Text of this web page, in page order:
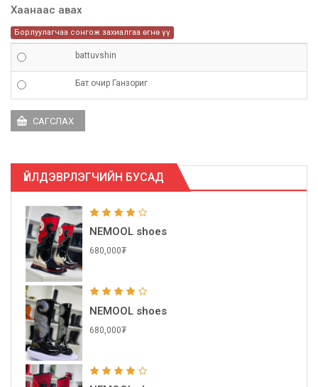
Хаанаас авах
Борлуулагчаа сонгож захиалгаа өгнө үү
battuvshin
Бат очир Ганзориг
ҮЙЛДЭВРЛЭГЧИЙН БУСАД
NEMOOL shoes
680,000₮
NEMOOL shoes
680,000₮